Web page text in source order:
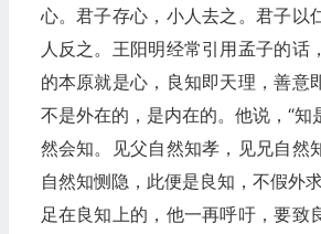
心。君子存心，小人去之。君子以
人反之。王阳明经常引用孟子的话
的本原就是心，良知即天理，善意
不是外在的，是内在的。他说，“知
然会知。见父自然知孝，见兄自然
自然知恻隐，此便是良知，不假外
足在良知上的，他一再呼吁，要致